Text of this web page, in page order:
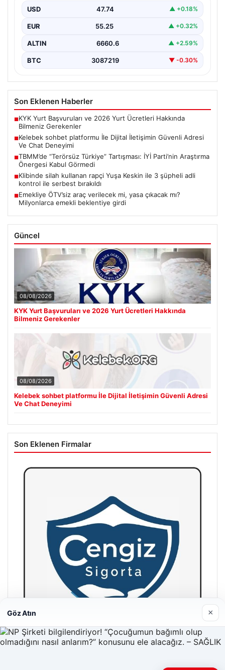
İnternet çağında insanların güvenli bir biçimde bağlantı
USD 47.74 ▲ +0.18%
EUR 55.25 ▲ +0.32%
ALTIN 6660.6 ▲ +2.59%
BTC 3087219 ▼ -0.30%
Son Eklenen Haberler
■KYK Yurt Başvuruları ve 2026 Yurt Ücretleri Hakkında
Bilmeniz Gerekenler
■Kelebek sohbet platformu İle Dijital İletişimin Güvenli Adresi
Ve Chat Deneyimi
■TBMM’de “Terörsüz Türkiye” Tartışması: İYİ Parti’nin Araştırma
Önergesi Kabul Görmedi
■Klibinde silah kullanan rapçi Yuşa Keskin ile 3 şüpheli adli
kontrol ile serbest bırakıldı
■Emekliye ÖTV’siz araç verilecek mi, yasa çıkacak mı?
Milyonlarca emekli beklentiye girdi
Güncel
08/08/2026
KYK Yurt Başvuruları ve 2026 Yurt Ücretleri Hakkında
Bilmeniz Gerekenler
08/08/2026
Kelebek sohbet platformu İle Dijital İletişimin Güvenli Adresi
Ve Chat Deneyimi
Son Eklenen Firmalar
Göz Atın ×